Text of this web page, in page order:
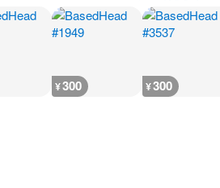
¥300 ¥300